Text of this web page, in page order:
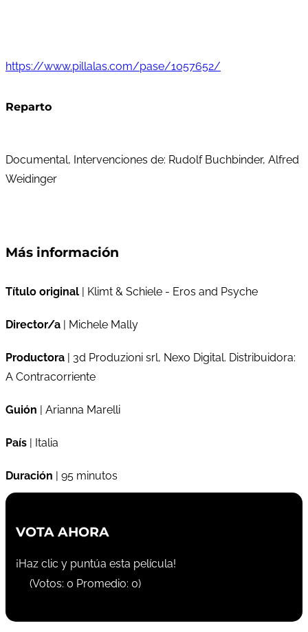
https://www.pillalas.com/pase/1057652/
Reparto
Documental, Intervenciones de: Rudolf Buchbinder, Alfred
Weidinger
Más información
Título original | Klimt & Schiele - Eros and Psyche
Director/a | Michele Mally
Productora | 3d Produzioni srl, Nexo Digital. Distribuidora:
A Contracorriente
Guión | Arianna Marelli
País | Italia
Duración | 95 minutos
VOTA AHORA
¡Haz clic y puntúa esta película!
(Votos: 0 Promedio: 0)